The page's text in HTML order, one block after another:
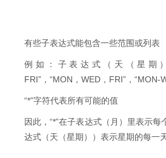
有些子表达式能包含一些范围或列表
例如：子表达式（天（星期
FRI”，“MON，WED，FRI”，“MON-
“*”字符代表所有可能的值
因此，“*”在子表达式（月）里表示每
达式（天（星期））表示星期的每一